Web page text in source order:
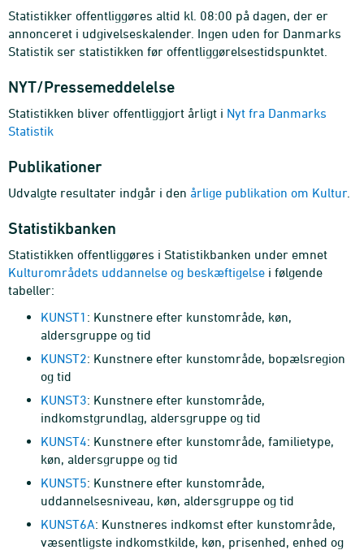
Statistikker offentliggøres altid kl. 08:00 på dagen, der er
annonceret i udgivelseskalender. Ingen uden for Danmarks
Statistik ser statistikken før offentliggørelsestidspunktet.
NYT/Pressemeddelelse
Statistikken bliver offentliggjort årligt i Nyt fra Danmarks
Statistik
Publikationer
Udvalgte resultater indgår i den årlige publikation om Kultur.
Statistikbanken
Statistikken offentliggøres i Statistikbanken under emnet
Kulturområdets uddannelse og beskæftigelse i følgende
tabeller:
KUNST1 : Kunstnere efter kunstområde, køn,
aldersgruppe og tid
KUNST2: Kunstnere efter kunstområde, bopælsregion
og tid
KUNST3: Kunstnere efter kunstområde,
indkomstgrundlag, aldersgruppe og tid
KUNST4: Kunstnere efter kunstområde, familietype,
køn, aldersgruppe og tid
KUNST5: Kunstnere efter kunstområde,
uddannelsesniveau, køn, aldersgruppe og tid
KUNST6A: Kunstneres indkomst efter kunstområde,
væsentligste indkomstkilde, køn, prisenhed, enhed og